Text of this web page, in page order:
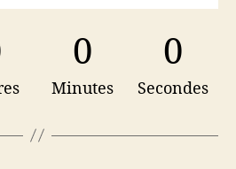
0
Minutes
0
Secondes